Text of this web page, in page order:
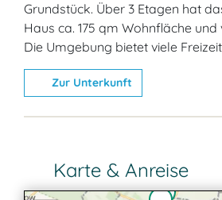
Grundstück. Über 3 Etagen hat
Haus ca. 175 qm Wohnfläche
Die Umgebung bietet viele
Zur Unterkunft
Karte & Anreise